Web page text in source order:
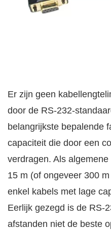
Er zijn geen
door de RS-232-
belangrijkste bepalende
capaciteit die door een
verdragen. Als
15 m (of ongeveer 300
enkel kabels met lage
Eerlijk gezegd is de RS-
afstanden niet de beste